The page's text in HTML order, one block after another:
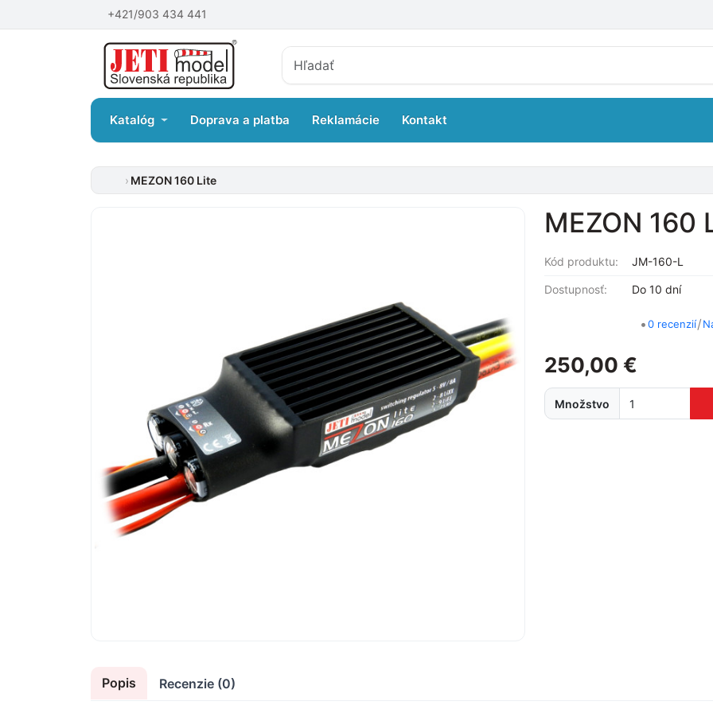
+421/903 434 441
Katalóg Doprava a platba Reklamácie Kontakt
MEZON 160 Lite
MEZON 160
Kód produktu: JM-160-L
Dostupnosť: Do 10 dní
•0 recenzií/
250,00 €
Množstvo
Popis Recenzie (0)